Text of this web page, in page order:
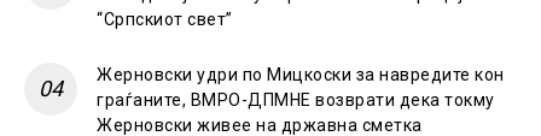
“Српскиот свет”
Жерновски удри по Мицкоски за навредите кон
граѓаните, ВМРО-ДПМНЕ возврати дека токму
Жерновски живее на државна сметка